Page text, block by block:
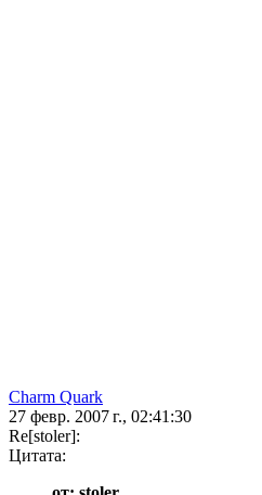
Charm Quark
27 февр. 2007 г., 02:41:30
Re[stoler]:
Цитата: